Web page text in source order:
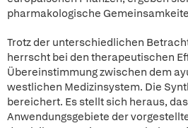
pharmakologische
Trotz der unterschiedlichen
herrscht bei den therapeutischen
Übereinstimmung zwischen dem
westlichen Medizinsystem. Die
bereichert. Es stellt sich heraus,
Anwendungsgebiete der